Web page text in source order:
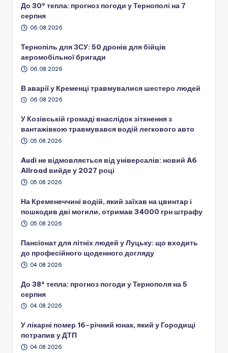
До 30° тепла: прогноз погоди у Тернополі на 7
серпня
06.08.2026
Тернопіль для ЗСУ: 50 дронів для бійців
аеромобільної бригади
06.08.2026
В аварії у Кременці травмувалися шестеро людей
06.08.2026
У Козівській громаді внаслідок зіткнення з
вантажівкою травмувався водій легкового авто
05.08.2026
Audi не відмовляється від універсалів: новий A6
Allroad вийде у 2027 році
05.08.2026
На Кременеччині водій, який заїхав на цвинтар і
пошкодив дві могили, отримав 34000 грн штрафу
05.08.2026
Пансіонат для літніх людей у Луцьку: що входить
до професійного щоденного догляду
04.08.2026
До 38° тепла: прогноз погоди у Тернополя на 5
серпня
04.08.2026
У лікарні помер 16-річний юнак, який у Городищі
потрапив у ДТП
04.08.2026